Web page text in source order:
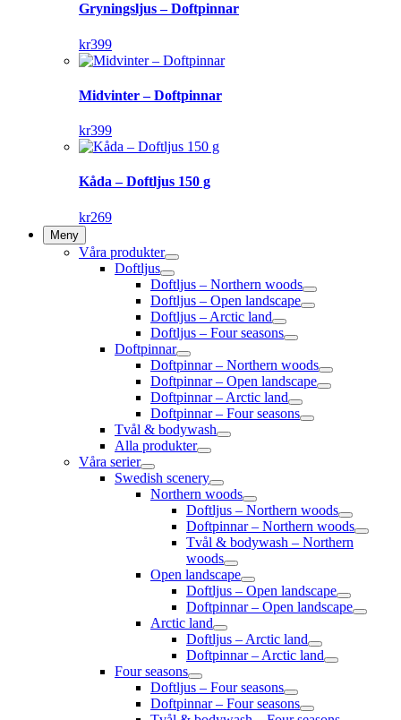
Gryningsljus – Doftpinnar
kr399
Midvinter – Doftpinnar
kr399
Kåda – Doftljus 150 g
kr269
Meny
Våra produkter
Doftljus
Doftljus – Northern woods
Doftljus – Open landscape
Doftljus – Arctic land
Doftljus – Four seasons
Doftpinnar
Doftpinnar – Northern woods
Doftpinnar – Open landscape
Doftpinnar – Arctic land
Doftpinnar – Four seasons
Tvål & bodywash
Alla produkter
Våra serier
Swedish scenery
Northern woods
Doftljus – Northern woods
Doftpinnar – Northern woods
Tvål & bodywash – Northern
woods
Open landscape
Doftljus – Open landscape
Doftpinnar – Open landscape
Arctic land
Doftljus – Arctic land
Doftpinnar – Arctic land
Four seasons
Doftljus – Four seasons
Doftpinnar – Four seasons